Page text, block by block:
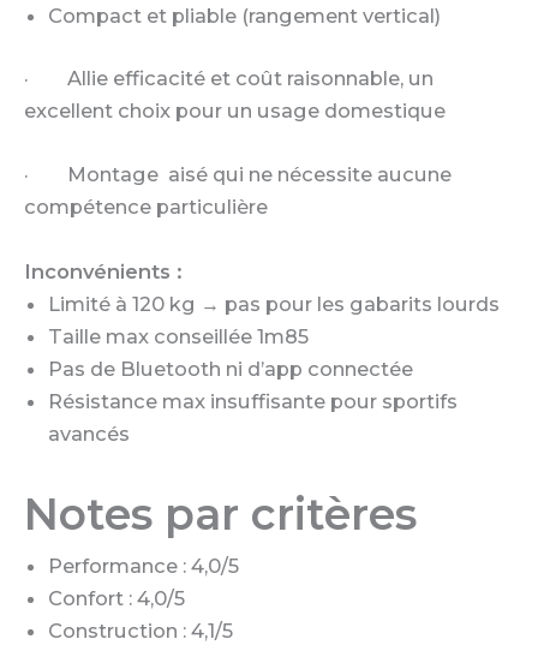
Compact et pliable (rangement vertical)
· Allie efficacité et coût raisonnable, un
excellent choix pour un usage domestique
· Montage aisé qui ne nécessite aucune
compétence particulière
Inconvénients :
Limité à 120 kg → pas pour les gabarits lourds
Taille max conseillée 1m85
Pas de Bluetooth ni d’app connectée
Résistance max insuffisante pour sportifs
avancés
Notes par critères
Performance : 4,0/5
Confort : 4,0/5
Construction : 4,1/5